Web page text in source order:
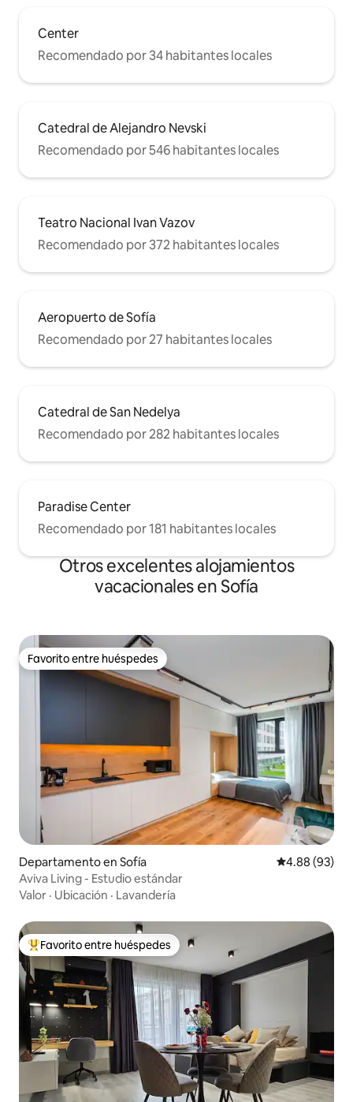
Center
Recomendado por 34 habitantes locales
Catedral de Alejandro Nevski
Recomendado por 546 habitantes locales
Teatro Nacional Ivan Vazov
Recomendado por 372 habitantes locales
Aeropuerto de Sofía
Recomendado por 27 habitantes locales
Catedral de San Nedelya
Recomendado por 282 habitantes locales
Paradise Center
Recomendado por 181 habitantes locales
Otros excelentes alojamientos
vacacionales en Sofía
Favorito entre huéspedes
Favorito entre huéspedes
Departamento en Sofía Calificación
4.88 (93)
Aviva Living - Estudio estándar
Valor · Ubicación · Lavandería
De los mejores en Favorito entre huéspedes
Favorito entre huéspedes